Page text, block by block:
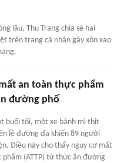
lâu, Thu Trang chia sẻ hai
trên trang cá nhân gây xôn xao
an toàn thực phẩm
đường phố
buổi tối, một xe bánh mì thịt
lề đường đã khiến 89 người
Điều này cho thấy nguy cơ mất
(ATTP) từ thức ăn đường